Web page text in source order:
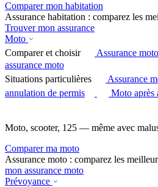
Comparer mon habitation
Assurance habitation : comparez les
Trouver mon assurance
Moto
Comparer et choisir
Assurance
assurance moto
Situations particulières
Assurance
annulation de permis
Moto après
Moto, scooter, 125 — même avec
Comparer ma moto
Assurance moto : comparez les
mon assurance moto
Prévoyance